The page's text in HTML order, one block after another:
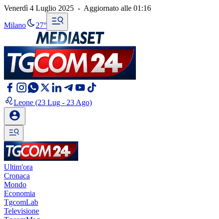
Venerdì 4 Luglio 2025 - Aggiornato alle 01:16
Milano 27°
Leone (23 Lug - 23 Ago)
Ultim'ora
Cronaca
Mondo
Economia
TgcomLab
Televisione